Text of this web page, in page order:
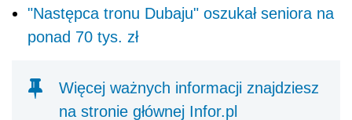
"Następca tronu Dubaju" oszukał seniora na
ponad 70 tys. zł
Więcej ważnych informacji znajdziesz
na stronie głównej Infor.pl